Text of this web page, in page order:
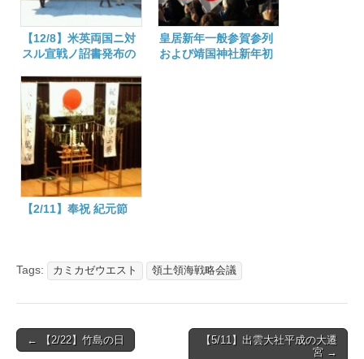
【12/8】米英両国ニ対
スル宣戦ノ詔書発布の
皇居新年一般参賀参列
および靖国神社新年初
【2/11】奉祝 紀元節
Tags: カミカゼウエスト 領土領海戦略会議
Post← 【2/22】竹島の日
【5/11】出雲大社平成の大遷
宮 →